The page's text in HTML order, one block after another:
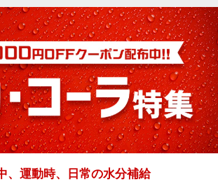
、運動時、日常の水分補給